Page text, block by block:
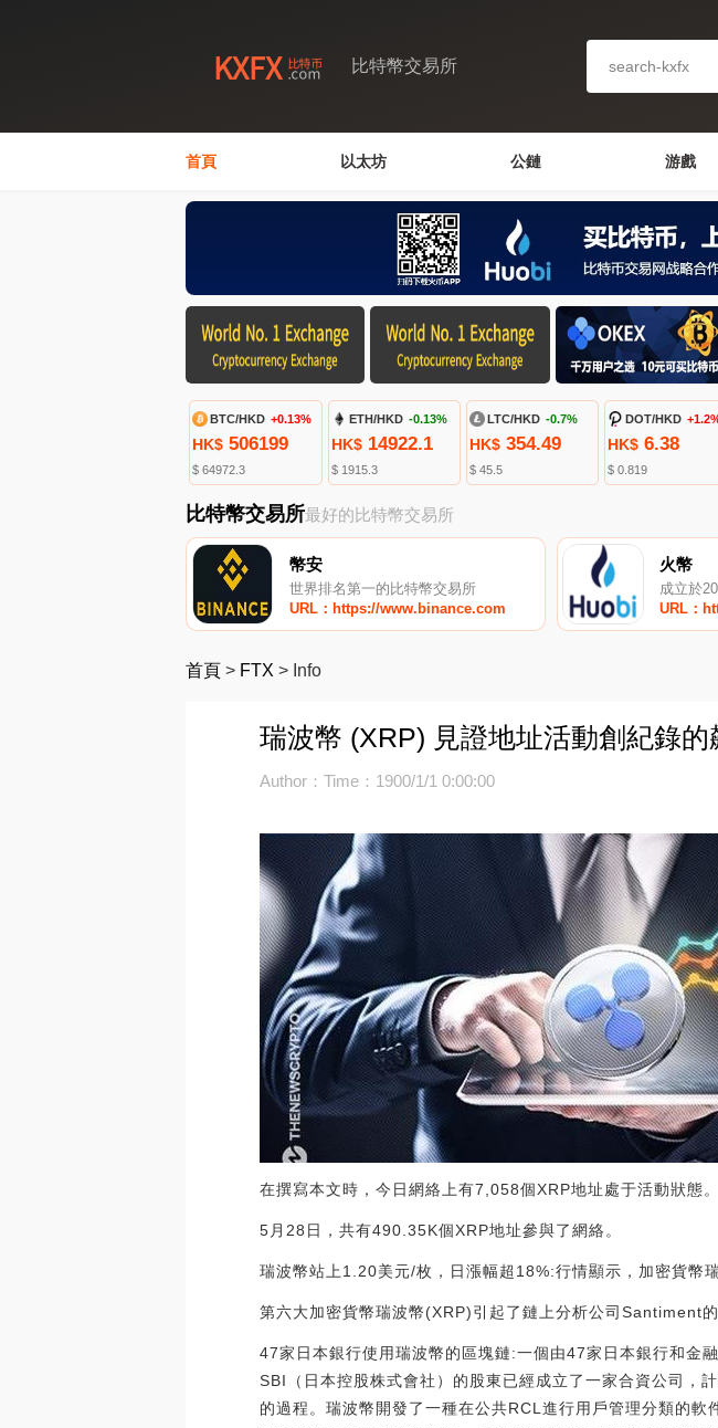
比特幣交易所
首頁 以太坊 公鏈 游戲
BTC/HKD +0.13%
HK$ 506199
$ 64972.3
ETH/HKD -0.13%
HK$14922.1
$ 1915.3
LTC/HKD -0.7%
HK$354.49
$ 45.5
DOT/HKD
HK$6.38
$ 0.819
比特幣交易所最好的比特幣交易所
幣安
世界排名第一的比特幣交易所
URL：https://www.binance.com
火幣
成立於
URL：
首頁 > FTX > Info
瑞波幣 (XRP) 見證地址活動創紀錄的
Author：Time：1900/1/1 0:00:00
在撰寫本文時，今日網絡上有7,058個XRP地址處于活動狀態。
5月28日，共有490.35K個XRP地址參與了網絡。
瑞波幣站上1.20美元/枚，日漲幅超18%:行情顯示，加密貨
第六大加密貨幣瑞波幣(XRP)引起了鏈上分析公司Santiment
47家日本銀行使用瑞波幣的區塊鏈:一個由47家日本銀行和金
SBI（日本控股株式會社）的股東已經成立了一家合資公司，
的過程。瑞波幣開發了一種在公共RCL進行用戶管理分類的